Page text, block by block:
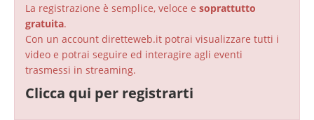
La registrazione è semplice, veloce e soprattutto
gratuita.
Con un account diretteweb.it potrai visualizzare tutti i
video e potrai seguire ed interagire agli eventi
trasmessi in streaming.
Clicca qui per registrarti